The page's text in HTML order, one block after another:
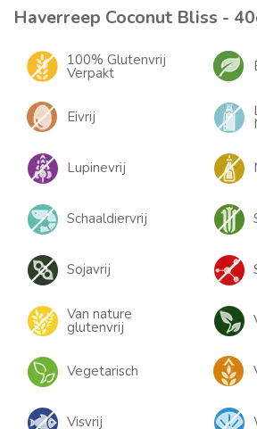
Haverreep Coconut Bliss -
100% Glutenvrij
Verpakt
Eivrij
Lupinevrij
Schaaldiervrij
Sojavrij
Van nature
glutenvrij
Vegetarisch
Visvrij